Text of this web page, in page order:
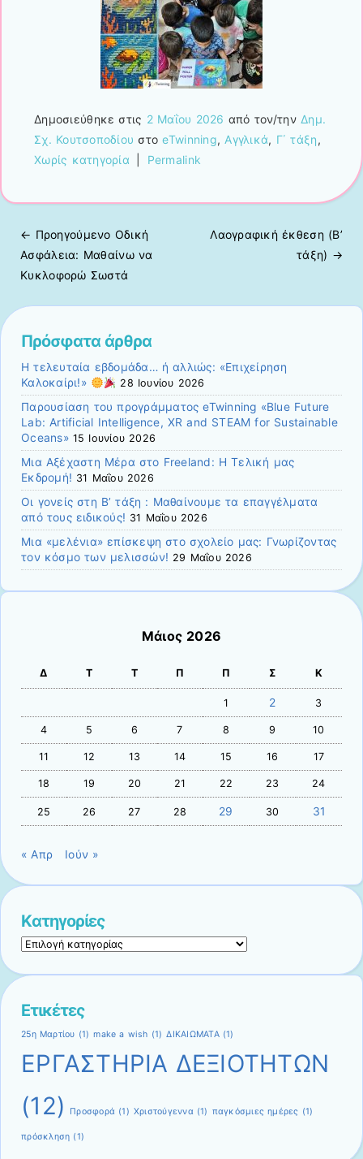
Δημοσιεύθηκε στις 2 Μαΐου 2026 από τον/την Δημ.
Σχ. Κουτσοποδίου στοeTwinning, Αγγλικά, Γ΄ τάξη,
Χωρίς κατηγορία
Permalink
Πλοήγηση άρθρων
← Προηγούμενo Οδική
Ασφάλεια: Μαθαίνω να
Κυκλοφορώ Σωστά
Λαογραφική έκθεση (Β’
τάξη) →
Πρόσφατα άρθρα
Η τελευταία εβδομάδα… ή αλλιώς: «Επιχείρηση
Καλοκαίρι!»
28 Ιουνίου 2026
Παρουσίαση του προγράμματος eTwinning «Blue Future
Lab: Artificial Intelligence, XR and STEAM for Sustainable
Oceans» 15 Ιουνίου 2026
Μια Αξέχαστη Μέρα στο Freeland: Η Τελική μας
Εκδρομή! 31 Μαΐου 2026
Οι γονείς στη Β’ τάξη : Μαθαίνουμε τα επαγγέλματα
από τους ειδικούς! 31 Μαΐου 2026
Μια «μελένια» επίσκεψη στο σχολείο μας: Γνωρίζοντας
τον κόσμο των μελισσών! 29 Μαΐου 2026
Μάιος 2026
Δ Τ Τ Π Π Σ Κ
1 2 3
4 5 6 7 8 9 10
11 12 13 14 15 16 17
18 19 20 21 22 23 24
25 26 27 28 29 30 31
« Απρ Ιούν »
Kατηγορίες
Kατηγορίες
Ετικέτες
25η Μαρτίου (1) make a wish (1) ΔΙΚΑΙΩΜΑΤΑ(1)
ΕΡΓΑΣΤΗΡΙΑ ΔΕΞΙΟΤΗΤΩΝ
(12)
Προσφορά (1) Χριστούγεννα(1) παγκόσμιες ημέρες (1)
πρόσκληση (1)